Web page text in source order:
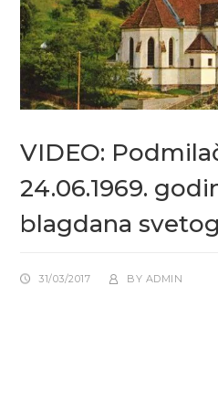
VIDEO:
24.06.1969.
blagdana
31/03/2017 BY ADMIN